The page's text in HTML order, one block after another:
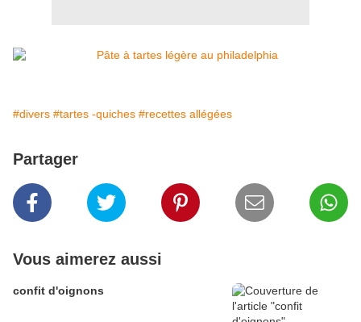
#divers #tartes -quiches #recettes allégées
Partager
Vous aimerez aussi
confit d'oignons